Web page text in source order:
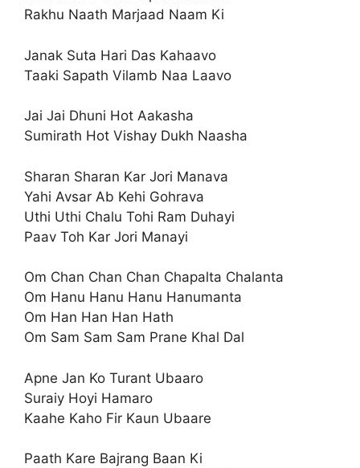
Rakhu Naath Marjaad Naam Ki
Janak Suta Hari Das Kahaavo
Taaki Sapath Vilamb Naa Laavo
Jai Jai Dhuni Hot Aakasha
Sumirath Hot Vishay Dukh Naasha
Sharan Sharan Kar Jori Manava
Yahi Avsar Ab Kehi Gohrava
Uthi Uthi Chalu Tohi Ram Duhayi
Paav Toh Kar Jori Manayi
Om Chan Chan Chan Chapalta Chalanta
Om Hanu Hanu Hanu Hanumanta
Om Han Han Han Hath
Om Sam Sam Sam Prane Khal Dal
Apne Jan Ko Turant Ubaaro
Suraiy Hoyi Hamaro
Kaahe Kaho Fir Kaun Ubaare
Paath Kare Bajrang Baan Ki